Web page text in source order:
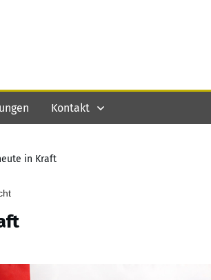
Kontakt
in Kraft